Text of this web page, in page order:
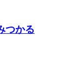
つかる